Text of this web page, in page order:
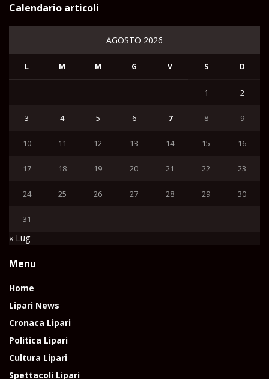
Calendario articoli
AGOSTO 2026
L M M G V S D
1 2
3 4 5 6 7 8 9
10 11 12 13 14 15 16
17 18 19 20 21 22 23
24 25 26 27 28 29 30
31
« Lug
Menu
Home
Lipari News
Cronaca Lipari
Politica Lipari
Cultura Lipari
Spettacoli Lipari